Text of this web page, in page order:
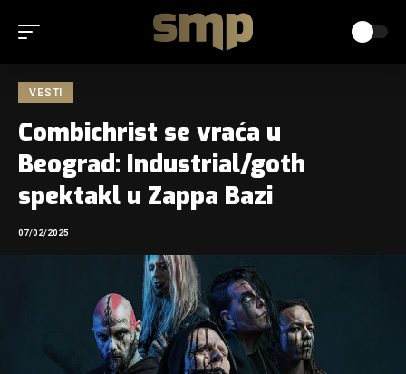
VESTI
Combichrist se vraća u
Beograd: Industrial/goth
spektakl u Zappa Bazi
07/02/2025